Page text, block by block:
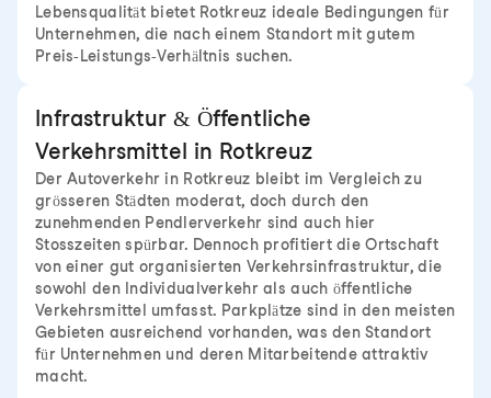
Lebensqualität bietet Rotkreuz ideale Bedingungen für
Unternehmen, die nach einem Standort mit gutem
Preis-Leistungs-Verhältnis suchen.
Infrastruktur & Öffentliche
Verkehrsmittel in Rotkreuz
Der Autoverkehr in Rotkreuz bleibt im Vergleich zu
grösseren Städten moderat, doch durch den
zunehmenden Pendlerverkehr sind auch hier
Stosszeiten spürbar. Dennoch profitiert die Ortschaft
von einer gut organisierten Verkehrsinfrastruktur, die
sowohl den Individualverkehr als auch öffentliche
Verkehrsmittel umfasst. Parkplätze sind in den meisten
Gebieten ausreichend vorhanden, was den Standort
für Unternehmen und deren Mitarbeitende attraktiv
macht.